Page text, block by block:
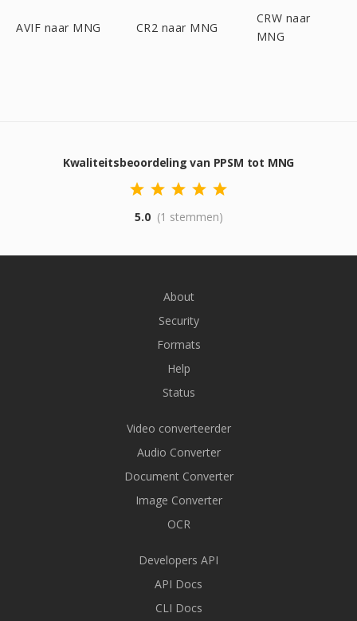
AVIF naar MNG CR2 naar MNG
CRW naar
MNG
Kwaliteitsbeoordeling van PPSM tot MNG
5.0 (1 stemmen)
About
Security
Formats
Help
Status
Video converteerder
Audio Converter
Document Converter
Image Converter
OCR
Developers API
API Docs
CLI Docs